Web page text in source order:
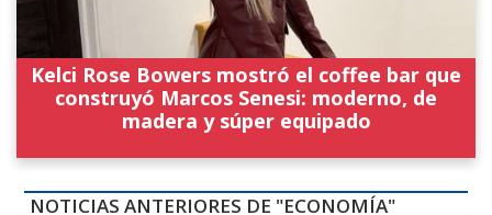
Kelci Rose Bowers mostró el coffee bar que
construyó Marcos Senesi: moderno, de
madera y súper equipado
NOTICIAS ANTERIORES DE "ECONOMÍA"